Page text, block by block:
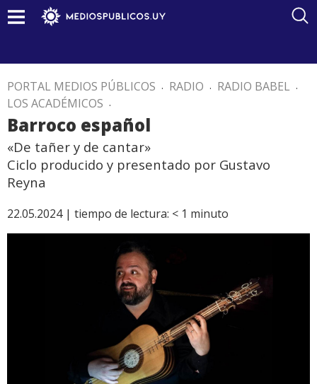
PORTAL MEDIOS PÚBLICOS . RADIO . RADIO BABEL .
LOS ACADÉMICOS .
Barroco español
«De tañer y de cantar»
Ciclo producido y presentado por Gustavo
Reyna
22.05.2024 | tiempo de lectura: < 1 minuto